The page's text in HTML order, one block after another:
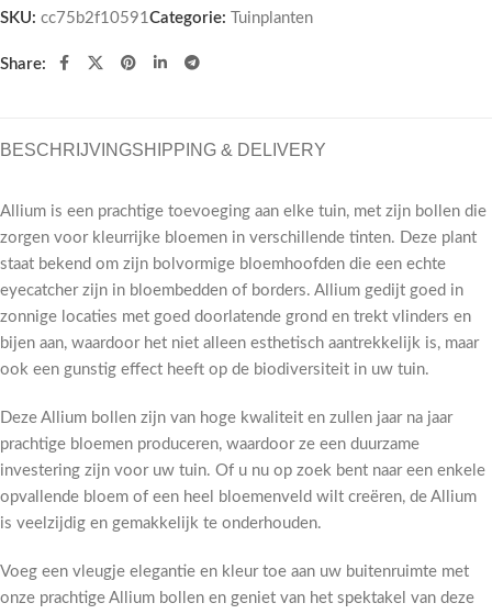
SKU: cc75b2f10591 Categorie: Tuinplanten
Share:
BESCHRIJVINGSHIPPING & DELIVERY
Allium is een prachtige toevoeging aan elke tuin, met zijn bollen die
zorgen voor kleurrijke bloemen in verschillende tinten. Deze plant
staat bekend om zijn bolvormige bloemhoofden die een echte
eyecatcher zijn in bloembedden of borders. Allium gedijt goed in
zonnige locaties met goed doorlatende grond en trekt vlinders en
bijen aan, waardoor het niet alleen esthetisch aantrekkelijk is, maar
ook een gunstig effect heeft op de biodiversiteit in uw tuin.
Deze Allium bollen zijn van hoge kwaliteit en zullen jaar na jaar
prachtige bloemen produceren, waardoor ze een duurzame
investering zijn voor uw tuin. Of u nu op zoek bent naar een enkele
opvallende bloem of een heel bloemenveld wilt creëren, de Allium
is veelzijdig en gemakkelijk te onderhouden.
Voeg een vleugje elegantie en kleur toe aan uw buitenruimte met
onze prachtige Allium bollen en geniet van het spektakel van deze